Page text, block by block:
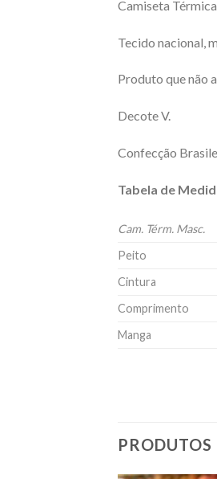
Camiseta
Tecido nacional,
Produto que não
Decote V.
Confecção
Tabela de
Cam. Térm. Masc.
Peito
Cintura
Comprimento
Manga